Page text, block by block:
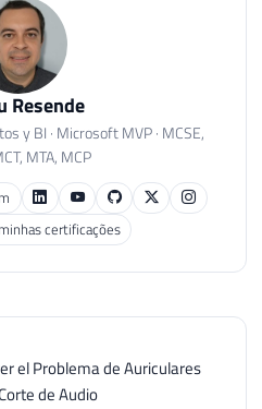
Resende
y BI · Microsoft MVP · MCSE,
MTA, MCP
certificações
el Problema de Auriculares
de Audio